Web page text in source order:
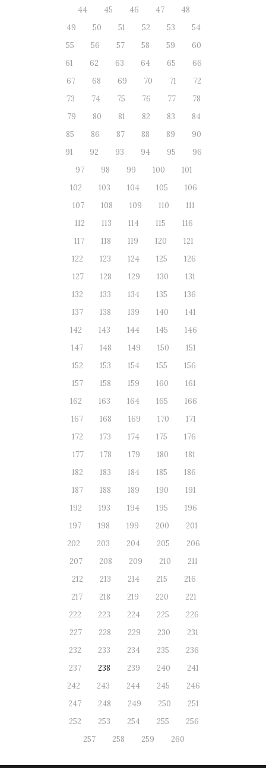
44
45 46 47
48
49
50 51 52 53
54
55
56 57 58 59
60
61
62 63 64 65
66
67
68 69 70 71
72
73
74 75 76 77
78
79
80 81 82 83
84
85
86 87 88 89
90
91
92 93 94 95
96
97
98 99 100
101
102
103 104 105
106
107
108 109 110
111
112
113 114 115
116
117
118 119 120
121
122
123 124 125
126
127
128 129 130
131
132
133 134 135
136
137
138 139 140
141
142
143 144 145
146
147
148 149 150
151
152
153 154 155
156
157
158 159 160
161
162
163 164 165
166
167
168 169 170
171
172
173 174 175
176
177
178 179 180
181
182
183 184 185
186
187
188 189 190
191
192
193 194 195
196
197
198 199 200
201
202
203 204 205
206
207
208 209 210
211
212
213 214 215
216
217
218 219 220
221
222
223 224 225
226
227
228 229 230
231
232
233 234 235
236
237
238 239 240
241
242
243 244 245
246
247
248 249 250
251
252
253 254 255
256
257
258 259 260